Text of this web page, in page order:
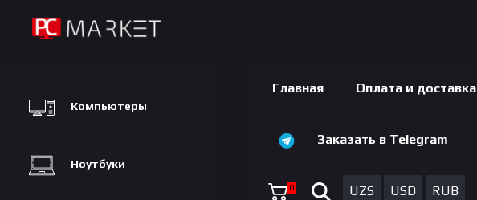
Компьютеры
Ноутбуки
Главная Оплата и доставка
Заказать в Telegram
0 UZS USD RUB